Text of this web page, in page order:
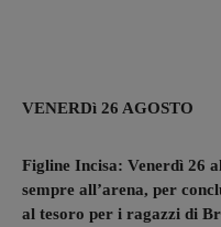
VENERDì 26 AGOSTO
Figline Incisa: Venerdì 26
sempre all’arena, per
al tesoro per i ragazzi di